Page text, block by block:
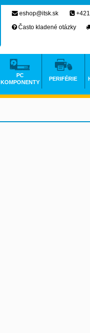
eshop@itsk.sk
Často kladené otázky
PC
KOMPONENTY
PERIFÉRIE